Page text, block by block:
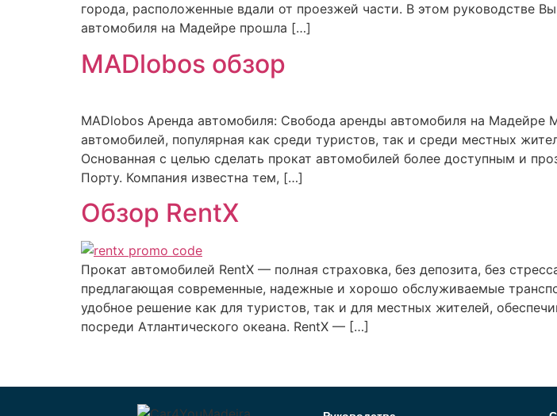
города, расположенные вдали от проезжей части. В этом руководстве
автомобиля на Мадейре прошла […]
MADlobos обзор
MADlobos Аренда автомобиля: Свобода аренды автомобиля на Мадейре
автомобилей, популярная как среди туристов, так и среди местных
Основанная с целью сделать прокат автомобилей более доступным и
Порту. Компания известна тем, […]
Обзор RentX
Прокат автомобилей RentX — полная страховка, без депозита, без
предлагающая современные, надежные и хорошо обслуживаемые
удобное решение как для туристов, так и для местных жителей,
посреди Атлантического океана. RentX — […]